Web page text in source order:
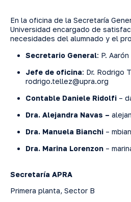
En la oficina de la Secretaría
Universidad encargado de
necesidades del alumnado y el
Secretario General: P.
Jefe de oficina: Dr. Rodrigo
rodrigo.tellez@upra.org
Contable Daniele Ridolfi –
Dra. Alejandra Navas –
Dra. Manuela Bianchi –
Dra. Marina Lorenzon –
Secretaría APRA
Primera planta, Sector B